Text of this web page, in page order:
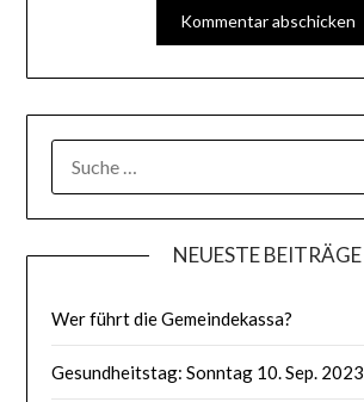
NACH:
NEUESTE BEITRÄGE
Wer führt die Gemeindekassa?
Gesundheitstag: Sonntag 10. Sep. 2023